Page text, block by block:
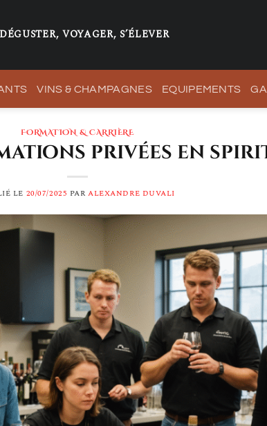
DÉGUSTER, VOYAGER, S’ÉLEVER
VINS & CHAMPAGNES EQUIPEMENTS
FORMATION & CARRIÈRE
privées en
LE 20/07/2025 PARALEXANDRE DUVALI